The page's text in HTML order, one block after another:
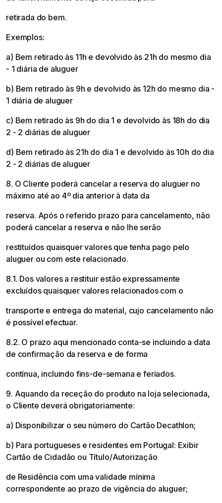
retirada do bem.
Exemplos:
a) Bem retirado às 11h e devolvido às 21h do mesmo dia
- 1 diária de aluguer
b) Bem retirado às 9h e devolvido às 12h do mesmo dia -
1 diária de aluguer
c) Bem retirado às 9h do dia 1 e devolvido às 18h do dia
2 - 2 diárias de aluguer
d) Bem retirado às 21h do dia 1 e devolvido às 10h do dia
2 - 2 diárias de aluguer
8. O Cliente poderá cancelar a reserva do aluguer no
máximo até ao 4º dia anterior à data da
reserva. Após o referido prazo para cancelamento, não
poderá cancelar a reserva e não lhe serão
restituídos quaisquer valores que tenha pago pelo
aluguer ou com este relacionado.
8.1. Dos valores a restituir estão expressamente
excluídos quaisquer valores relacionados com o
transporte e entrega do material, cujo cancelamento não
é possível efectuar.
8.2. O prazo aqui mencionado conta-se incluindo a data
de confirmação da reserva e de forma
contínua, incluindo fins-de-semana e feriados.
9. Aquando da receção do produto na loja selecionada,
o Cliente deverá obrigatoriamente:
a) Disponibilizar o seu número do Cartão Decathlon;
b) Para portugueses e residentes em Portugal: Exibir
Cartão de Cidadão ou Título/Autorização
de Residência com uma validade mínima
correspondente ao prazo de vigência do aluguer;